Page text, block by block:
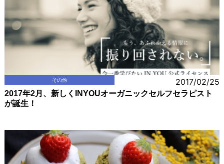
その他 2017/02/25
2017年2月、新しくINYOUオーガニックセルフセラピスト
が誕生！